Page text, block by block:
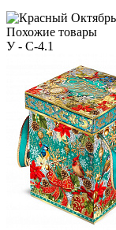
Похожие товары
У - C-4.1